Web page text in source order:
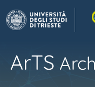
ArTS